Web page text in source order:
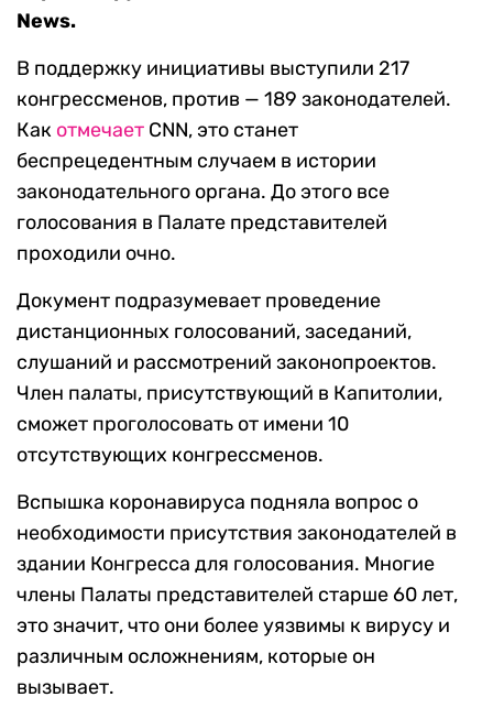
News.
В поддержку инициативы выступили 217
конгрессменов, против — 189 законодателей.
Как отмечает CNN, это станет
беспрецедентным случаем в истории
законодательного органа. До этого все
голосования в Палате представителей
проходили очно.
Документ подразумевает проведение
дистанционных голосований, заседаний,
слушаний и рассмотрений законопроектов.
Член палаты, присутствующий в Капитолии,
сможет проголосовать от имени 10
отсутствующих конгрессменов.
Вспышка коронавируса подняла вопрос о
необходимости присутствия законодателей в
здании Конгресса для голосования. Многие
члены Палаты представителей старше 60 лет,
это значит, что они более уязвимы к вирусу и
различным осложнениям, которые он
вызывает.